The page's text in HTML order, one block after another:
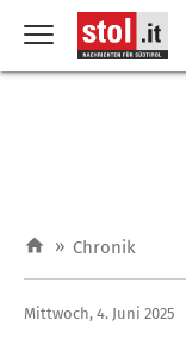
» Chronik
Mittwoch, 4. Juni 2025